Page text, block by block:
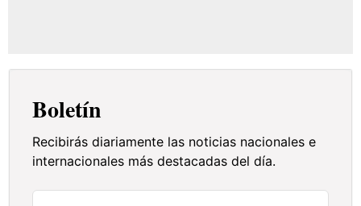
Boletín
Recibirás diariamente las noticias nacionales e
internacionales más destacadas del día.